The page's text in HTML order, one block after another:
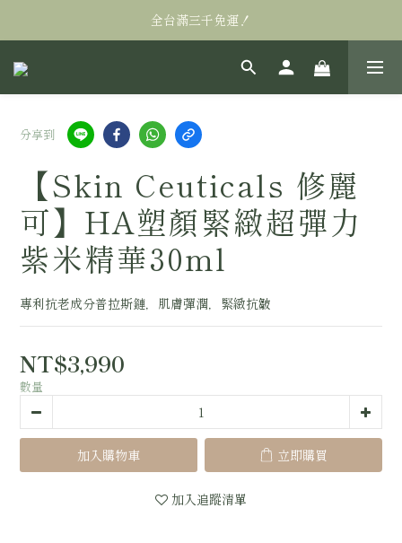
全台滿三千免運！
全台滿三千免運！
萬眾矚目! Alastin阿萊絲汀私訊販售95折
分享到
【Skin Ceuticals 修麗
可】HA塑顏緊緻超彈力
紫米精華30ml
專利抗老成分普拉斯鏈，肌膚彈潤，緊緻抗皺
NT$3,990
數量
加入購物車 立即購買
加入追蹤清單